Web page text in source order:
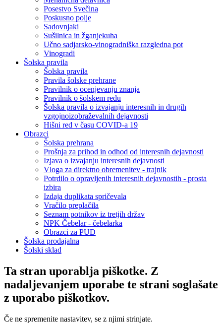
Posestvo Svečina
Poskusno polje
Sadovnjaki
Sušilnica in žganjekuha
Učno sadjarsko-vinogradniška razgledna pot
Vinogradi
Šolska pravila
Šolska pravila
Pravila šolske prehrane
Pravilnik o ocenjevanju znanja
Pravilnik o šolskem redu
Šolska pravila o izvajanju interesnih in drugih
vzgojnoizobraževalnih dejavnosti
Hišni red v času COVID-a 19
Obrazci
Šolska prehrana
Prošnja za prihod in odhod od interesnih dejavnosti
Izjava o izvajanju interesnih dejavnosti
Vloga za direktno obremenitev - trajnik
Potrdilo o opravljenih interesnih dejavnostih - prosta
izbira
Izdaja duplikata spričevala
Vračilo preplačila
Seznam potnikov iz tretjih držav
NPK Čebelar - čebelarka
Obrazci za PUD
Šolska prodajalna
Šolski sklad
Ta stran uporablja piškotke. Z
nadaljevanjem uporabe te strani soglašate
z uporabo piškotkov.
Če ne spremenite nastavitev, se z njimi strinjate.